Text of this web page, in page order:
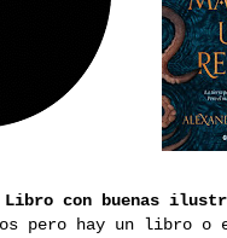
Libro con buenas
pero hay un libro o